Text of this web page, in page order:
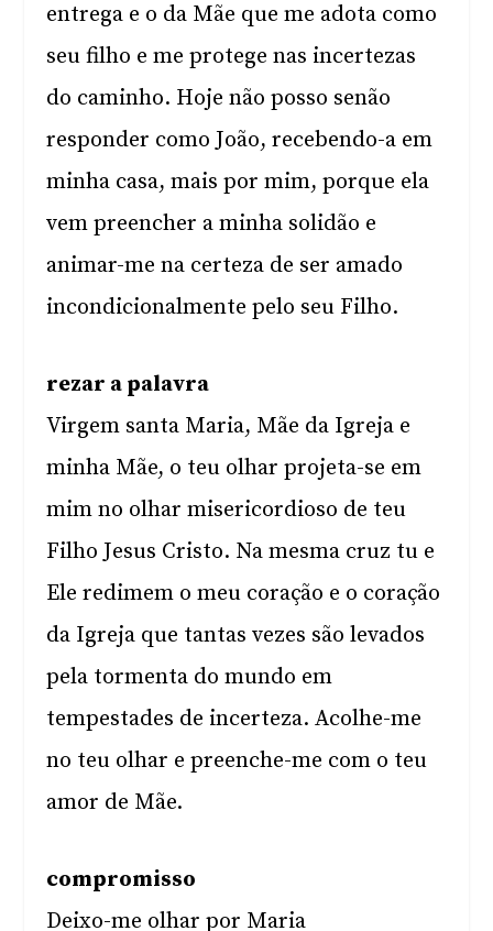
entrega e o da Mãe que me adota como
seu filho e me protege nas incertezas
do caminho. Hoje não posso senão
responder como João, recebendo-a em
minha casa, mais por mim, porque ela
vem preencher a minha solidão e
animar-me na certeza de ser amado
incondicionalmente pelo seu Filho.
rezar a palavra
Virgem santa Maria, Mãe da Igreja e
minha Mãe, o teu olhar projeta-se em
mim no olhar misericordioso de teu
Filho Jesus Cristo. Na mesma cruz tu e
Ele redimem o meu coração e o coração
da Igreja que tantas vezes são levados
pela tormenta do mundo em
tempestades de incerteza. Acolhe-me
no teu olhar e preenche-me com o teu
amor de Mãe.
compromisso
Deixo-me olhar por Maria